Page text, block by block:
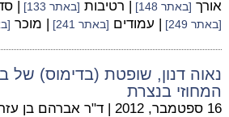
אורך [באתר 148] | רטיבות [באתר 133] |
[באתר 249] | עמודים [באתר 241] | מוכר
נאוה דנון, שופטת (בדימוס)
המחוזי בנצרת
16 ספטמבר, 2012 | ד"ר אברהם בן